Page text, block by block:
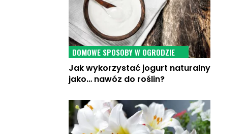
DOMOWE SPOSOBY W OGRODZIE
Jak wykorzystać jogurt naturalny
jako… nawóz do roślin?